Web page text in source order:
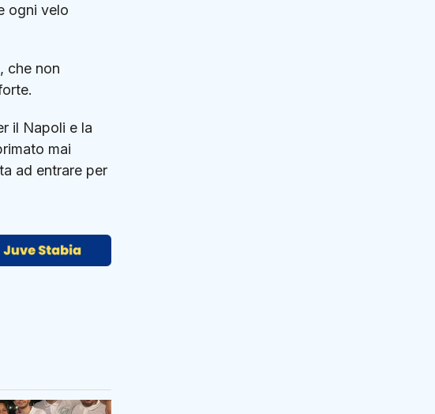
ogni velo
che non
il Napoli e la
mai
ad entrare per